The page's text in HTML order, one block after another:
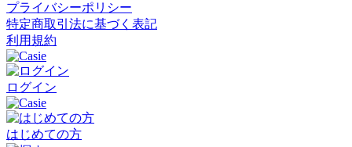
プライバシーポリシー
特定商取引法に基づく表記
利用規約
ログイン
はじめての方